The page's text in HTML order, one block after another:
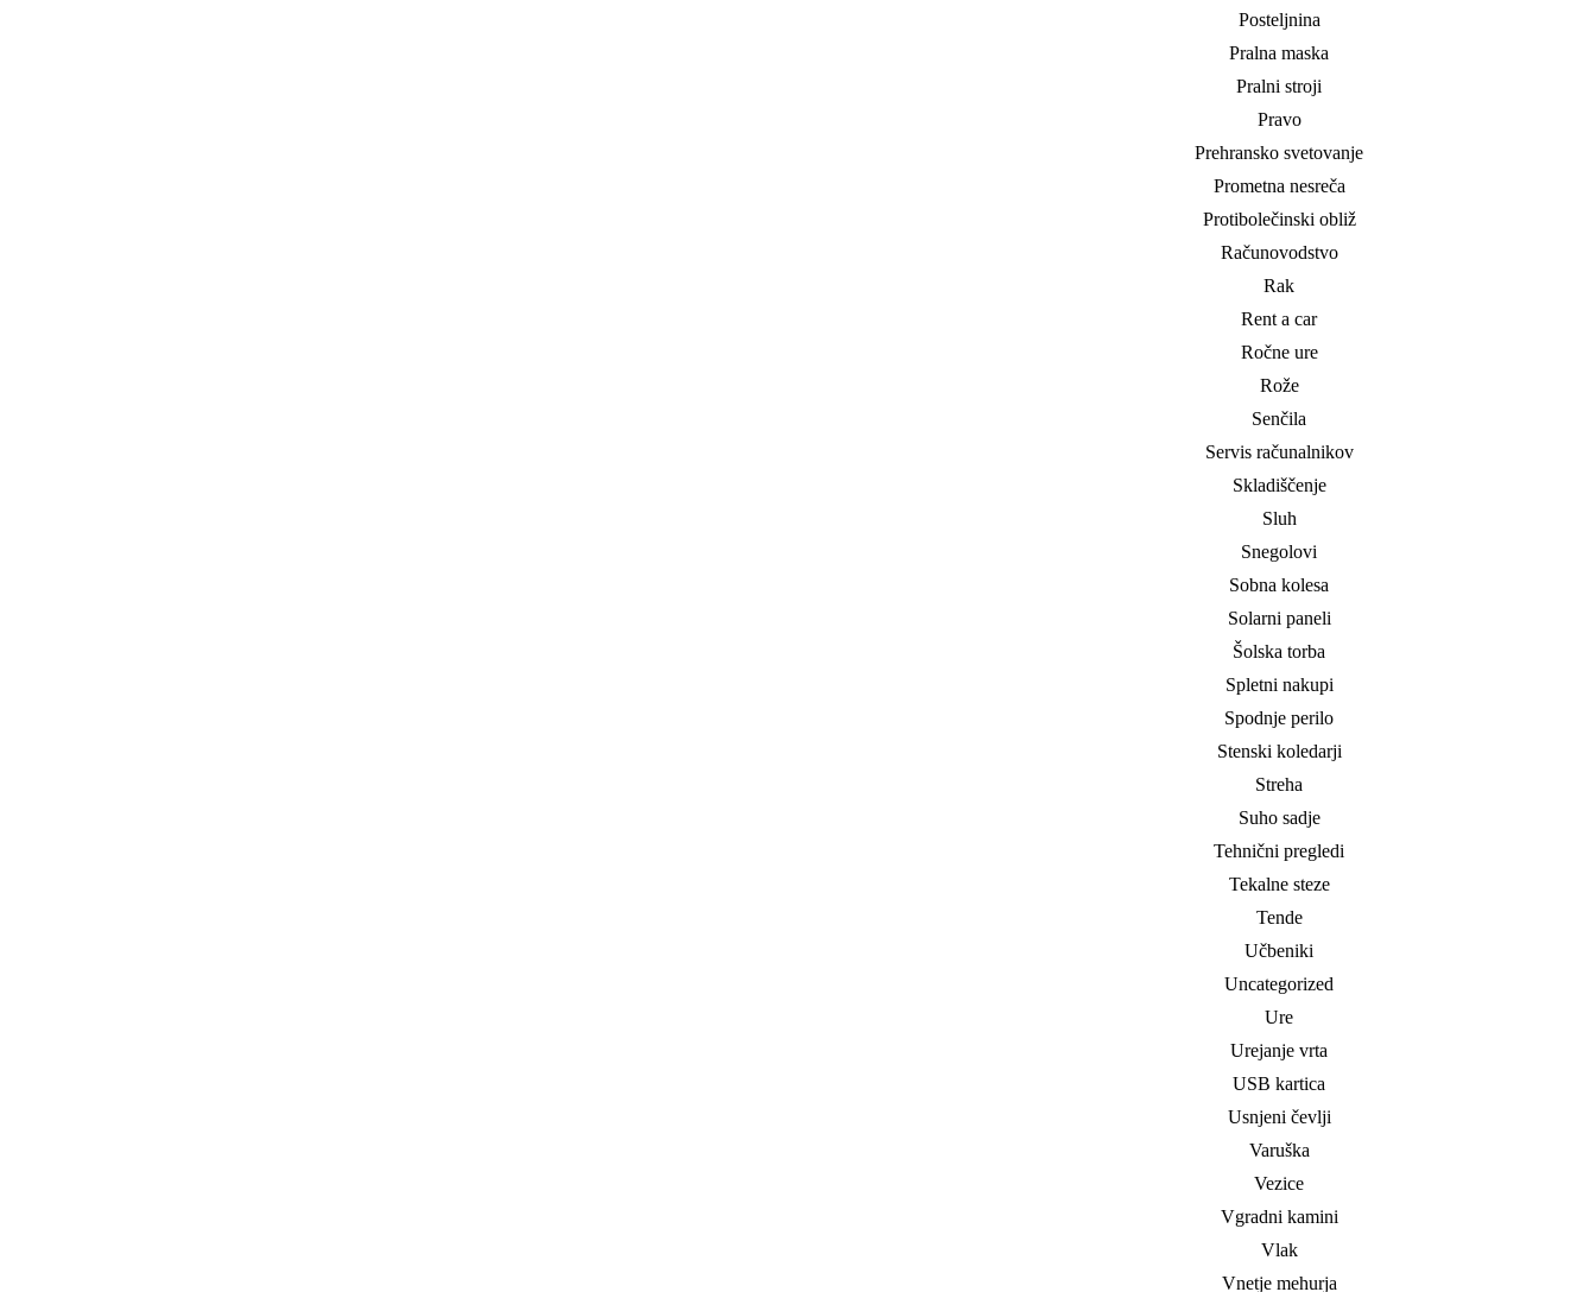
Posteljnina
Pralna maska
Pralni stroji
Pravo
Prehransko svetovanje
Prometna nesreča
Protibolečinski obliž
Računovodstvo
Rak
Rent a car
Ročne ure
Rože
Senčila
Servis računalnikov
Skladiščenje
Sluh
Snegolovi
Sobna kolesa
Solarni paneli
Šolska torba
Spletni nakupi
Spodnje perilo
Stenski koledarji
Streha
Suho sadje
Tehnični pregledi
Tekalne steze
Tende
Učbeniki
Uncategorized
Ure
Urejanje vrta
USB kartica
Usnjeni čevlji
Varuška
Vezice
Vgradni kamini
Vlak
Vnetje mehurja